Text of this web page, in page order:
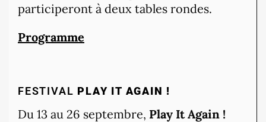
participeront à deux tables rondes.
Programme
FESTIVAL PLAY IT AGAIN !
Du 13 au 26 septembre, Play It Again !